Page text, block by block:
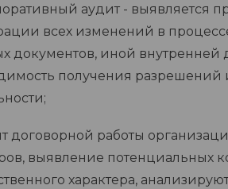
аудит - выявляется
всех изменений в
документов, иной
получения
договорной работы
выявление потенциальных
характера,